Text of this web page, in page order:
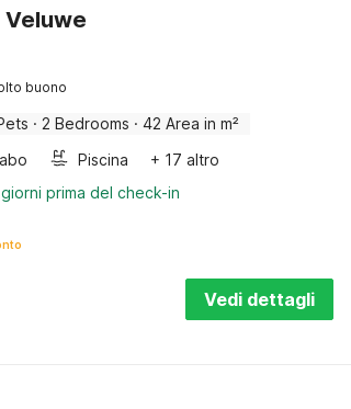
Veluwe
buono
· 2 Bedrooms · 42 Area in m²
Piscina
+ 17 altro
prima del check-in
Vedi dettagli